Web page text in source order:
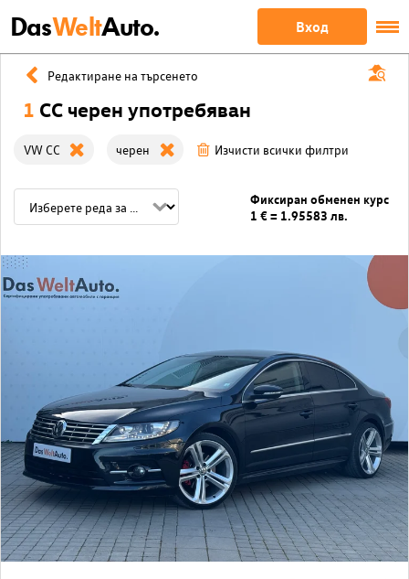
DasWeltAuto. Вход
Редактиране на търсенето
1 CC черен употребяван
VW CC черен Изчисти всички филтри
Фиксиран обменен курс
1 € = 1.95583 лв.